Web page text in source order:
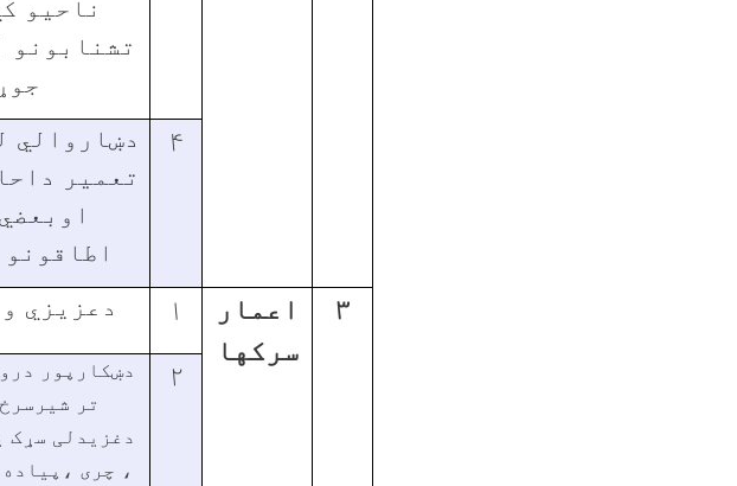
تشنابونو
۴
دښاروالي
تعمیر
۳
اعمار
سرکها
۱ دعزیزي
۲
دښکارپور
تر
دغزیدلی سړک
، چری